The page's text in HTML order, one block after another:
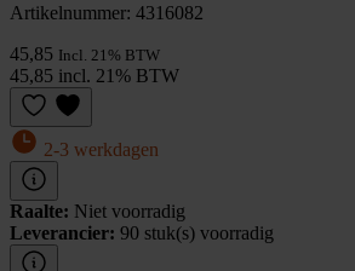
Artikelnummer: 4316082
45,85 Incl. 21% BTW
45,85 incl. 21% BTW
2-3 werkdagen
Raalte: Niet voorradig
Leverancier: 90 stuk(s) voorradig